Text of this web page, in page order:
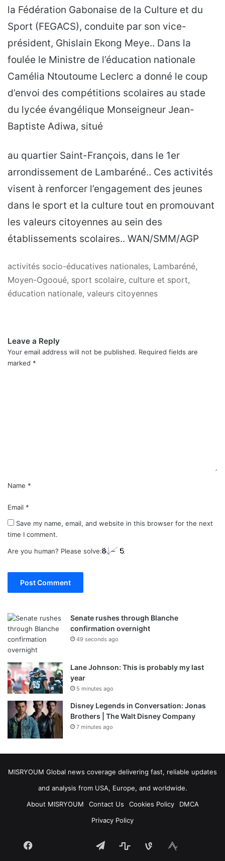
la Fédération Gabonaise de la Culture et du
Sport (FEGACS), conduite par son vice-
président, Ghislain Ekong Meye.. Dans la
foulée le Ministre de l’éducation nationale
Camélia Ntoutoume Leclerc a donné le coup
d’envoi des compétitions scolaires au stade
du lycée évangélique Monseigneur Jean-
Baptiste Adiwa, situé
au quartier Saint-François, dans le 1er
arrondissement de Lambaréné.. Ces activités
visent à renforcer l’engagement des jeunes
dans le sport et la culture tout en promouvant
les valeurs citoyennes au sein des
établissements scolaires.. WAN/SMM/AGP
activités socio-éducatives nationales, Lambaréné,
Moyen-Ogooué, sport scolaire, culture et sport,
éducation nationale, valeurs citoyennes
Leave a Reply
Your email address will not be published. Required fields are
marked *
Name *
Email *
Save my name, email, and website in this browser for the next
time I comment.
Are you human? Please solve:
Senate rushes through Blanche
confirmation overnight
49 seconds ago
Lane Johnson: This is probably my last
year
5 minutes ago
Disney Legends in Conversation: Jonas
Brothers | The Walt Disney Company
7 minutes ago
MISRYOUM Global news coverage delivering fast, reliable updates
and analysis from USA, Europe, and worldwide.
About MISRYOUM
Contact Us Cookies Policy
DMCA
Privacy Policy
Facebook vk.comTelegramstatsbsky mastodon